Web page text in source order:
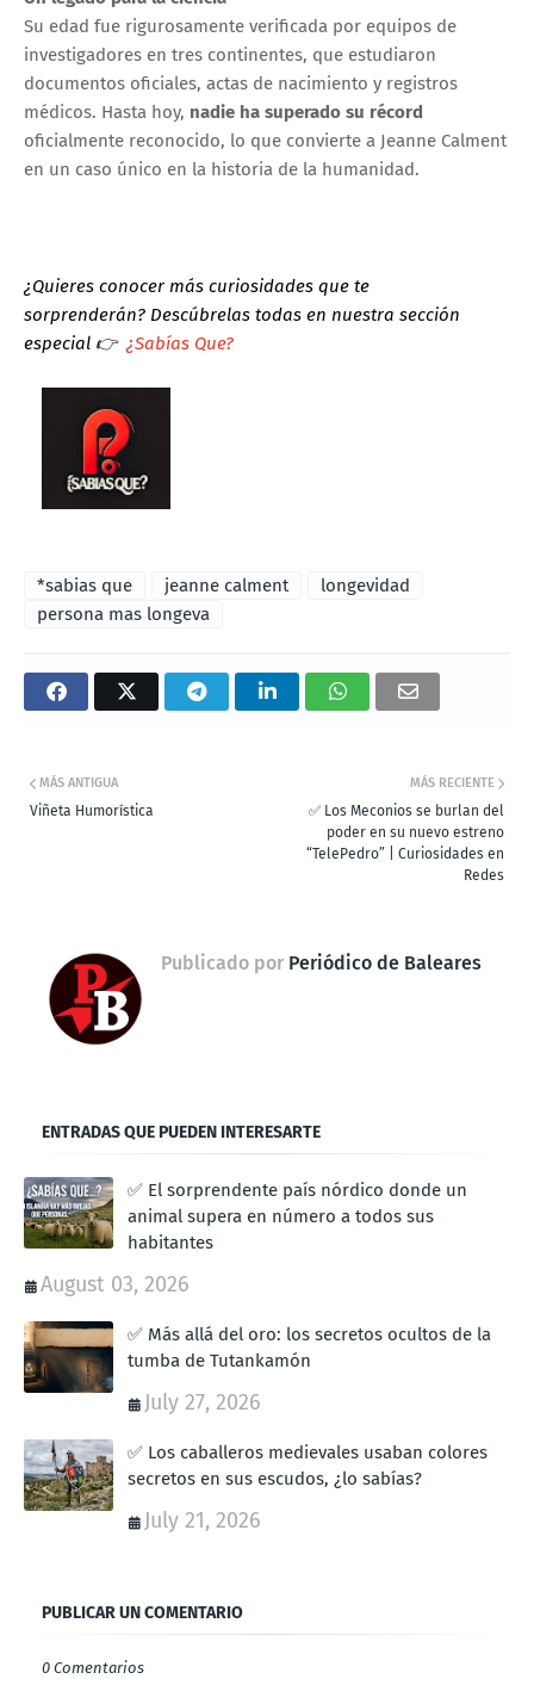
Su edad fue rigurosamente verificada por equipos de
investigadores en tres continentes, que estudiaron
documentos oficiales, actas de nacimiento y registros
médicos. Hasta hoy, nadie ha superado su récord
oficialmente reconocido, lo que convierte a Jeanne Calment
en un caso único en la historia de la humanidad.
¿Quieres conocer más curiosidades que te
sorprenderán? Descúbrelas todas en nuestra sección
especial 👉 ¿Sabías Que?
*sabias que jeanne calment
longevidad
persona mas longeva
MÁS RECIENTE
✅ Los Meconios se burlan del
poder en su nuevo estreno
“TelePedro” | Curiosidades en
Redes
MÁS ANTIGUA
Viñeta Humorística
Publicado por Periódico de Baleares
ENTRADAS QUE PUEDEN INTERESARTE
✅ El sorprendente país nórdico donde un
animal supera en número a todos sus
habitantes
August 03, 2026
✅ Más allá del oro: los secretos ocultos de la
tumba de Tutankamón
July 27, 2026
✅ Los caballeros medievales usaban colores
secretos en sus escudos, ¿lo sabías?
July 21, 2026
PUBLICAR UN COMENTARIO
0 Comentarios